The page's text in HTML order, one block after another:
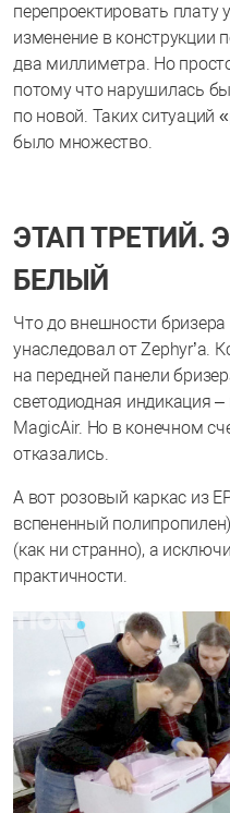
перепроектировать плату
изменение в конструкции
два миллиметра. Но
потому что нарушилась
по новой. Таких ситуаций
было множество.
ЭТАП ТРЕТИЙ.
БЕЛЫЙ
Что до внешности
унаследовал от Zephyr’а.
на передней панели
светодиодная индикация
MagicAir. Но в конечном
отказались.
А вот розовый каркас из
вспененный
(как ни странно), а
практичности.